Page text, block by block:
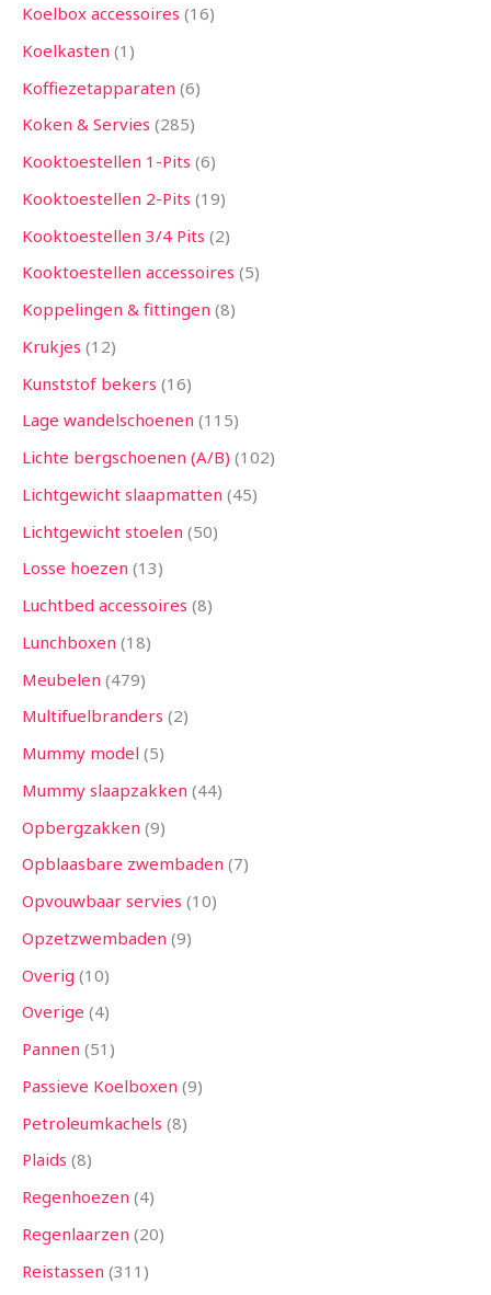
Koelbox accessoires 16
Koelkasten 1
Koffiezetapparaten 6
Koken & Servies 285
Kooktoestellen 1-Pits 6
Kooktoestellen 2-Pits 19
Kooktoestellen 3/4 Pits 2
Kooktoestellen accessoires 5
Koppelingen & fittingen 8
Krukjes 12
Kunststof bekers 16
Lage wandelschoenen 115
Lichte bergschoenen (A/B) 102
Lichtgewicht slaapmatten 45
Lichtgewicht stoelen 50
Losse hoezen 13
Luchtbed accessoires 8
Lunchboxen 18
Meubelen 479
Multifuelbranders 2
Mummy model 5
Mummy slaapzakken 44
Opbergzakken 9
Opblaasbare zwembaden 7
Opvouwbaar servies 10
Opzetzwembaden 9
Overig 10
Overige 4
Pannen 51
Passieve Koelboxen 9
Petroleumkachels 8
Plaids 8
Regenhoezen 4
Regenlaarzen 20
Reistassen 311